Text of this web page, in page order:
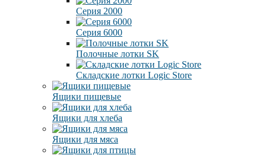
Серия 2000
Серия 6000
Полочные лотки SK
Складские лотки Logic Store
Ящики пищевые
Ящики для хлеба
Ящики для мяса